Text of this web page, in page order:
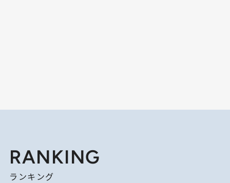
RANKING
ランキング